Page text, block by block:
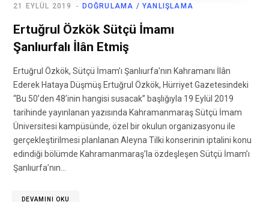
DOĞRULAMA / YANLIŞLAMA
21 EYLÜL 2019
Ertuğrul Özkök Sütçü İmamı
Şanlıurfalı İlân Etmiş
Ertuğrul Özkök, Sütçü İmam’ı Şanlıurfa’nın Kahramanı İlân
Ederek Hataya Düşmüş Ertuğrul Özkök, Hürriyet Gazetesindeki
“Bu 50’den 48’inin hangisi susacak” başlığıyla 19 Eylül 2019
tarihinde yayınlanan yazısında Kahramanmaraş Sütçü İmam
Üniversitesi kampüsünde, özel bir okulun organizasyonu ile
gerçekleştirilmesi planlanan Aleyna Tilki konserinin iptalini konu
edindiği bölümde Kahramanmaraş’la özdeşleşen Sütçü İmam’ı
Şanlıurfa’nın…
DEVAMINI OKU